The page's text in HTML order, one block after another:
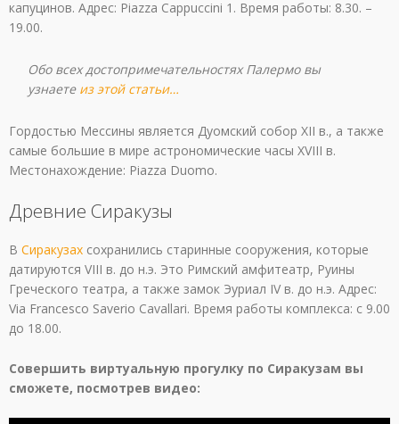
капуцинов. Адрес: Piazza Cappuccini 1. Время работы: 8.30. –
19.00.
Обо всех достопримечательностях Палермо вы
узнаете из этой статьи…
Гордостью Мессины является Дуомский собор XII в., а также
самые большие в мире астрономические часы XVIII в.
Местонахождение: Piazza Duomo.
Древние Сиракузы
В Сиракузах сохранились старинные сооружения, которые
датируются VIII в. до н.э. Это Римский амфитеатр, Руины
Греческого театра, а также замок Эуриал IV в. до н.э. Адрес:
Via Francesco Saverio Cavallari. Время работы комплекса: с 9.00
до 18.00.
Совершить виртуальную прогулку по Сиракузам вы
сможете, посмотрев видео: